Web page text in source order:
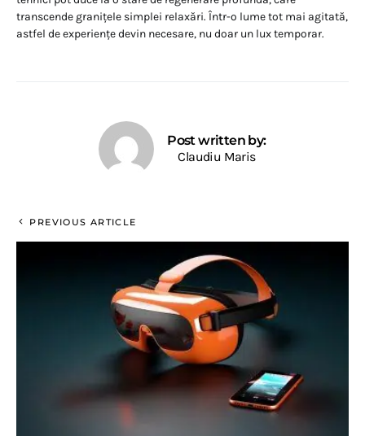
transcende granițele simplei relaxări. Într-o lume tot mai agitată,
astfel de experiențe devin necesare, nu doar un lux temporar.
Post written by:
Claudiu Maris
PREVIOUS ARTICLE